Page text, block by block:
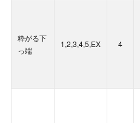
粋がる下
っ端
1,2,3,4,5,EX 4